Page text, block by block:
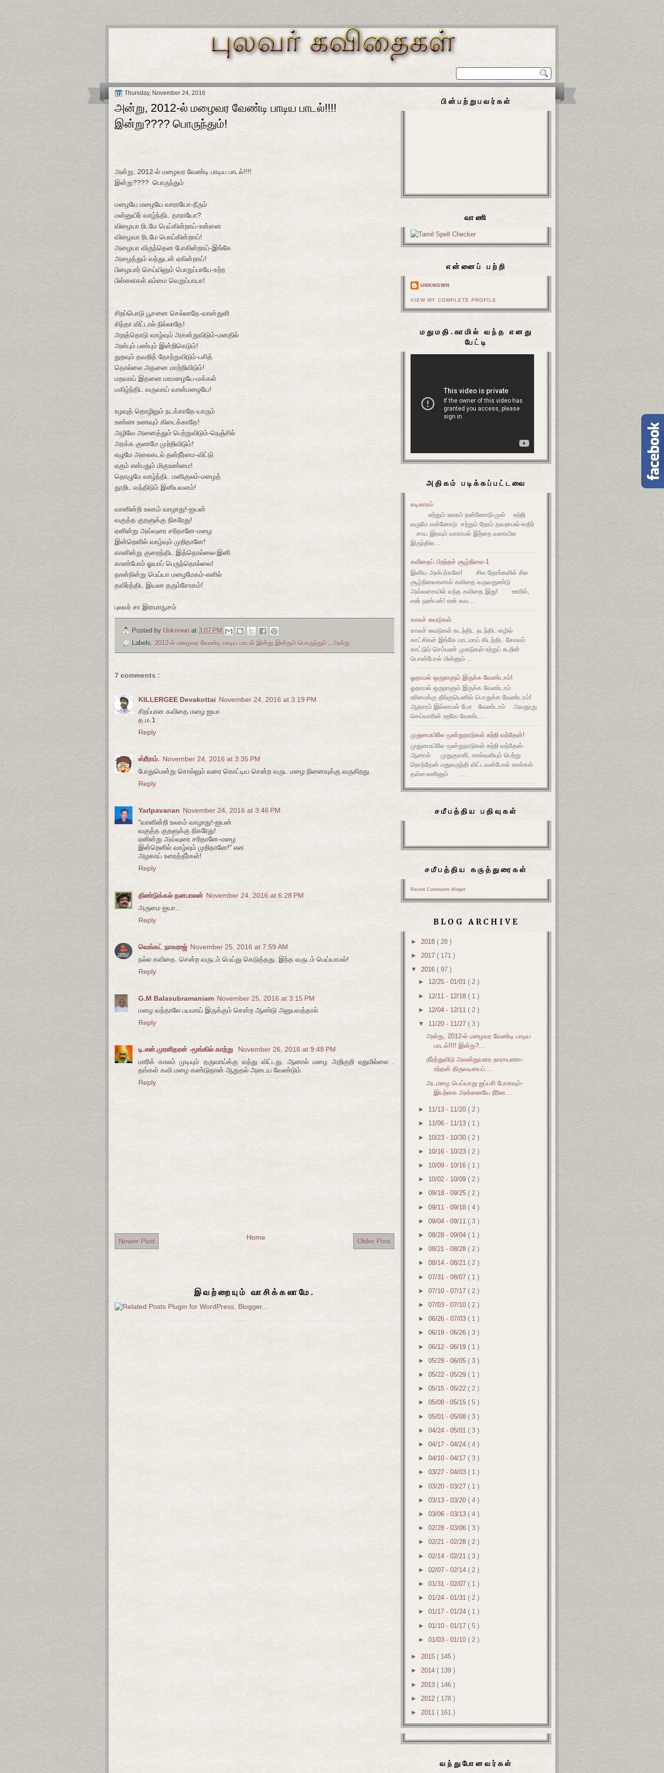
Thursday, November 24, 2016
அன்று, 2012-ல் மழைவர வேண்டி பாடிய பாடல்!!!!
இன்று???? பொருந்தும்!
அன்று, 2012-ல் மழைவர வேண்டி பாடிய பாடல்!!!!
இன்று???? பொருந்தும்
மழையே மழையே வாராயோ-நீரும்
மன்னுயிர் வாழ்ந்திட தாராயோ?
விழையா ரிடமே பெய்கின்றாய்-உன்னை
விழைவா ரிடமே பொய்கின்றாய்!
அழையா விருந்தென போகின்றாய்-இங்கே
அழைத்தும் வந்துடன் ஏகின்றாய்!
பிழையார் செய்யினும் பொறுப்பாயே-உற்ற
பிள்ளைகள் எம்மை வெறுப்பாயா!
சிறப்பொடு பூசனை செல்லாதே-வான்துளி
சிந்தா விட்டால் நில்லாதே!
அறத்தொடு வாழ்வும் அகன்றுவிடும்-மனதில்
அன்பும் பண்பும் இன்றிகெடும்!
துறவும் தவறித் தோற்றுவிடும்-பசித்
தொல்லை அதனை மாற்றிவிடும்!
மறவாய் இதனை மாமழையே-மக்கள்
மகிழ்ந்திட வருவாய் வான்மழையே!
உழவுத் தொழிலும் நடக்காதே-யாரும்
உண்ண உணவும் கிடைக்காதே!
அழிவே அனைத்தும் பெற்றுவிடும்-நெஞ்சில்
அரக்க குணமே முற்றிவிடும்!
எழுமே அலைகடல் தன்நீர்மை-விட்டு
ஏகும் என்பதும் மிகுஉண்மை!
தொழுமே வாழ்ந்திட மனிகுலம்-மழைத்
தூறிட வந்திடும் இனியவளம்!
வானின்றி உலகம் வாழாது!-ஐயன்
வகுத்த குறளுக்கு நிகரேது!
ஏனின்று அவ்வுரை சரிதானே-மழை
இன்றெனில் வாழ்வும் முறிதானே!
கானின்று குறைந்திட இத்தொல்லை-இனி
காண்போம் ஓயாப் பெருந்தொல்லை!
தான்நின்று பெய்யா மழைமேகம்-எனில்
தவிர்த்திட இயலா தரும்சோகம்!
புலவர் சா இராமாநுசம்
Posted by Unknown at 3:07 PM
Labels: 2012-ல் மழைவர வேண்டி பாடிய பாடல் இன்று இன்றும் பொருந்தும் , அன்று
7 comments :
KILLERGEE Devakottai November 24, 2016 at 3:19 PM
சிறப்பான கவிதை மழை ஐயா
த.ம.1
Reply
ஸ்ரீராம். November 24, 2016 at 3:35 PM
போதுமென்று சொல்லும் வரை கொட்டிய சென்ற வருட மழை நினைவுக்கு வருகிறது.
Reply
Yarlpavanan November 24, 2016 at 3:46 PM
"வானின்றி உலகம் வாழாது!-ஐயன்
வகுத்த குறளுக்கு நிகரேது!
ஏனின்று அவ்வுரை சரிதானே-மழை
இன்றெனில் வாழ்வும் முறிதானே!" என
அழகாய் உரைத்தீர்கள்!
Reply
திண்டுக்கல் தனபாலன் November 24, 2016 at 6:28 PM
அருமை ஐயா...
Reply
வெங்கட் நாகராஜ் November 25, 2016 at 7:59 AM
நல்ல கவிதை. சென்ற வருடம் பெய்து கெடுத்தது. இந்த வருடம் பெய்யாமல்!
Reply
G.M Balasubramaniam November 25, 2016 at 3:15 PM
மழை வந்தாலே பயமாய் இருக்கும் சென்ற ஆண்டு அனுபவத்தால்
Reply
டி.என்.முரளிதரன் -மூங்கில் காற்று
November 26, 2016 at 9:48 PM
மாரிக் காலம் முடியும் தருவாய்க்கு வந்து விட்டது. ஆனால் மழை அறிகுறி ஏதுமில்லை .
தங்கள் கவி மழை கண்டுதான் ஆறுதல் அடைய வேண்டும்
Reply
Newer Post Older Post
Home
இவற்றையும் வாசிக்கலாமே.
பின்பற்றுபவர்கள்
வாணி
என்னைப் பற்றி
UNKNOWN
VIEW MY COMPLETE PROFILE
மதுமதி.காமில் வந்த எனது
பேட்டி
அதிகம் படிக்கப்பட்டவை
கடிகாரம்
சுற்றும் உலகம் தன்னோடு-முள் சுற்றி
வருமே என்னோடு சற்றும் நேரம் தவறாமல்-கதிர்
சாய இரவும் வாராமல் இற்றை வரையில
இருந்தில...
கவிதைப் பிறந்தச் சூழ்நிலை-1
இனிய அன்பர்களே! சில நேரங்களில் சில
சூழ்நிலைகளால் கவிதை வருவதுண்டு
அவ்வகையில் வந்த கவிதை இது! ஊரில்,
என் நண்பன்! என் கவ...
காலச் சுவடுகள்
காலச் சுவடுகள் கடந்திட நடந்திட-எழில்
காட்சிகள் இங்கே பாடமாய் கிடந்திட கோலம்
காட்டும் செம்மண் முகடுகள்-உற்றுப் கூறின்
பொன்போல் மின்னும் ...
ஓதாமல் ஒருநாளும் இருக்க வேண்டாம்!
ஓதாமல் ஒருநாளும் இருக்க வேண்டாம்
உரிமைக்கு தீங்குயெனில் பொறுக்க வேண்டாம்!
ஆதாரம் இல்லாமல் பேச வேண்டாம் அவதூறு
செய்வாரின் உறவே வேண்ட...
முதுமையிலே மூன்றுநாடுகள் சுற்றி வந்தேன்!
முதுமையிலே மூன்றுநாடுகள் சுற்றி வந்தேன்-
ஆனால் முதுகுவலி, கால்வலியும் பெற்று
நொந்தேன் மதுவருந்தி விட்டவன்போல் கால்கள்
தள்ள-எனினும் ...
சமீபத்திய பதிவுகள்
சமீபத்திய கருத்துரைகள்
Recent Comments Widget
BLOG ARCHIVE
► 2018 ( 28 )
► 2017 ( 171 )
▼ 2016 ( 97 )
► 12/25 - 01/01 ( 2 )
► 12/11 - 12/18 ( 1 )
► 12/04 - 12/11 ( 2 )
▼ 11/20 - 11/27 ( 3 )
அன்று, 2012-ல் மழைவர வேண்டி பாடிய
பாடல்!!!! இன்று?...
தீர்த்துவிடு அவன்துயரை நாராயணா-
உந்தன் திருவடியைப் ...
அடமழை பெய்யாது ஐப்பசி போகவும்-
இயற்கை அன்னையே நீரின...
► 11/13 - 11/20 ( 2 )
► 11/06 - 11/13 ( 1 )
► 10/23 - 10/30 ( 2 )
► 10/16 - 10/23 ( 2 )
► 10/09 - 10/16 ( 1 )
► 10/02 - 10/09 ( 2 )
►09/18 - 09/25 ( 2 )
►09/11 - 09/18 ( 4 )
►09/04 - 09/11 ( 3 )
►08/28 - 09/04 ( 1 )
►08/21 - 08/28 ( 2 )
►08/14 - 08/21 ( 2 )
►07/31 - 08/07 ( 1 )
►07/10 - 07/17 ( 2 )
►07/03 - 07/10 ( 2 )
►06/26 - 07/03 ( 1 )
►06/19 - 06/26 ( 3 )
►06/12 - 06/19 ( 1 )
►05/29 - 06/05 ( 3 )
►05/22 - 05/29 ( 1 )
►05/15 - 05/22 ( 2 )
►05/08 - 05/15 ( 5 )
►05/01 - 05/08 ( 3 )
►04/24 - 05/01 ( 3 )
►04/17 - 04/24 ( 4 )
►04/10 - 04/17 ( 3 )
►03/27 - 04/03 ( 1 )
►03/20 - 03/27 ( 1 )
►03/13 - 03/20 ( 4 )
►03/06 - 03/13 ( 4 )
►02/28 - 03/06 ( 3 )
►02/21 - 02/28 ( 2 )
►02/14 - 02/21 ( 3 )
►02/07 - 02/14 ( 2 )
►01/31 - 02/07 ( 1 )
►01/24 - 01/31 ( 2 )
►01/17 - 01/24 ( 1 )
►01/10 - 01/17 ( 5 )
►01/03 - 01/10 ( 2 )
► 2015 ( 145 )
► 2014 ( 139 )
► 2013 ( 146 )
► 2012 ( 178 )
► 2011 ( 161 )
வந்துபோனவர்கள்